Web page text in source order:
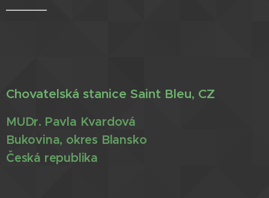
Chovatelská stanice Saint Bleu, CZ
MUDr. Pavla Kvardová
Bukovina, okres Blansko
Česká republika